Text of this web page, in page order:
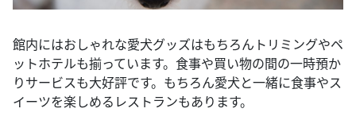
館内にはおしゃれな愛犬グッズはもちろんトリミングやペ
ットホテルも揃っています。食事や買い物の間の一時預か
りサービスも大好評です。もちろん愛犬と一緒に食事やス
イーツを楽しめるレストランもあります。